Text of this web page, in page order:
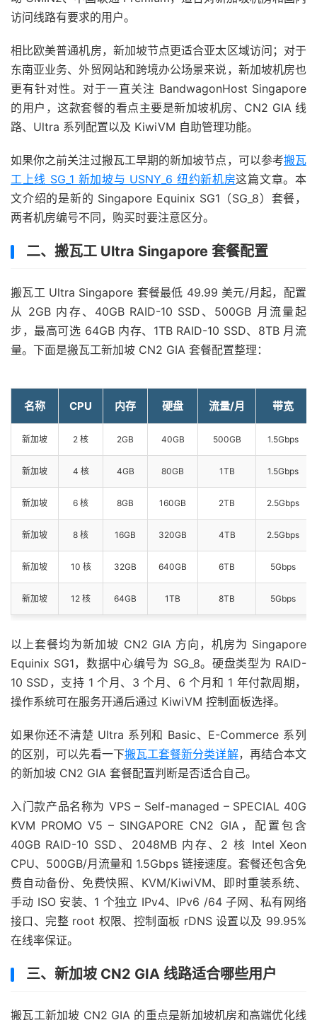
访问线路有要求的用户。
相比欧美普通机房，新加坡节点更适合亚太区域访问；对于
东南亚业务、外贸网站和跨境办公场景来说，新加坡机房也
更有针对性。对于一直关注 BandwagonHost Singapore
的用户，这款套餐的看点主要是新加坡机房、CN2 GIA 线
路、Ultra 系列配置以及 KiwiVM 自助管理功能。
如果你之前关注过搬瓦工早期的新加坡节点，可以参考搬瓦
工上线 SG_1 新加坡与 USNY_6 纽约新机房这篇文章。本
文介绍的是新的 Singapore Equinix SG1（SG_8）套餐，
两者机房编号不同，购买时要注意区分。
二、搬瓦工 Ultra Singapore 套餐配置
搬瓦工 Ultra Singapore 套餐最低 49.99 美元/月起，配置
从 2GB 内存、40GB RAID-10 SSD、500GB 月流量起
步，最高可选 64GB 内存、1TB RAID-10 SSD、8TB 月流
量。下面是搬瓦工新加坡 CN2 GIA 套餐配置整理：
名称 CPU 内存 硬盘 流量/月 带宽
新加坡 2 核 2GB 40GB 500GB 1.5Gbps
新加坡 4 核 4GB 80GB 1TB 1.5Gbps
新加坡 6 核 8GB 160GB 2TB 2.5Gbps
新加坡 8 核 16GB 320GB 4TB 2.5Gbps
新加坡 10 核 32GB 640GB 6TB 5Gbps
新加坡 12 核 64GB 1TB 8TB 5Gbps
以上套餐均为新加坡 CN2 GIA 方向，机房为 Singapore
Equinix SG1，数据中心编号为 SG_8。硬盘类型为 RAID-
10 SSD，支持 1 个月、3 个月、6 个月和 1 年付款周期，
操作系统可在服务开通后通过 KiwiVM 控制面板选择。
如果你还不清楚 Ultra 系列和 Basic、E-Commerce 系列
的区别，可以先看一下搬瓦工套餐新分类详解，再结合本文
的新加坡 CN2 GIA 套餐配置判断是否适合自己。
入门款产品名称为 VPS – Self-managed – SPECIAL 40G
KVM PROMO V5 – SINGAPORE CN2 GIA，配置包含
40GB RAID-10 SSD、2048MB 内存、2 核 Intel Xeon
CPU、500GB/月流量和 1.5Gbps 链接速度。套餐还包含免
费自动备份、免费快照、KVM/KiwiVM、即时重装系统、
手动 ISO 安装、1 个独立 IPv4、IPv6 /64 子网、私有网络
接口、完整 root 权限、控制面板 rDNS 设置以及 99.95%
在线率保证。
三、新加坡 CN2 GIA 线路适合哪些用户
搬瓦工新加坡 CN2 GIA 的重点是新加坡机房和高端优化线